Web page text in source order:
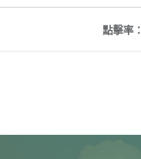
點擊率：